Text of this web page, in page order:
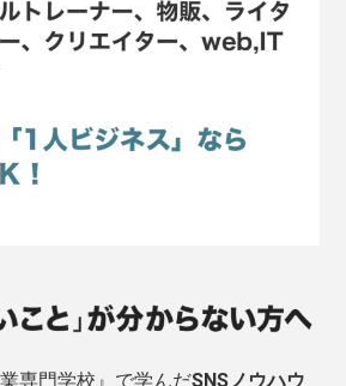
専門学校』で学んだSNSノウハウ